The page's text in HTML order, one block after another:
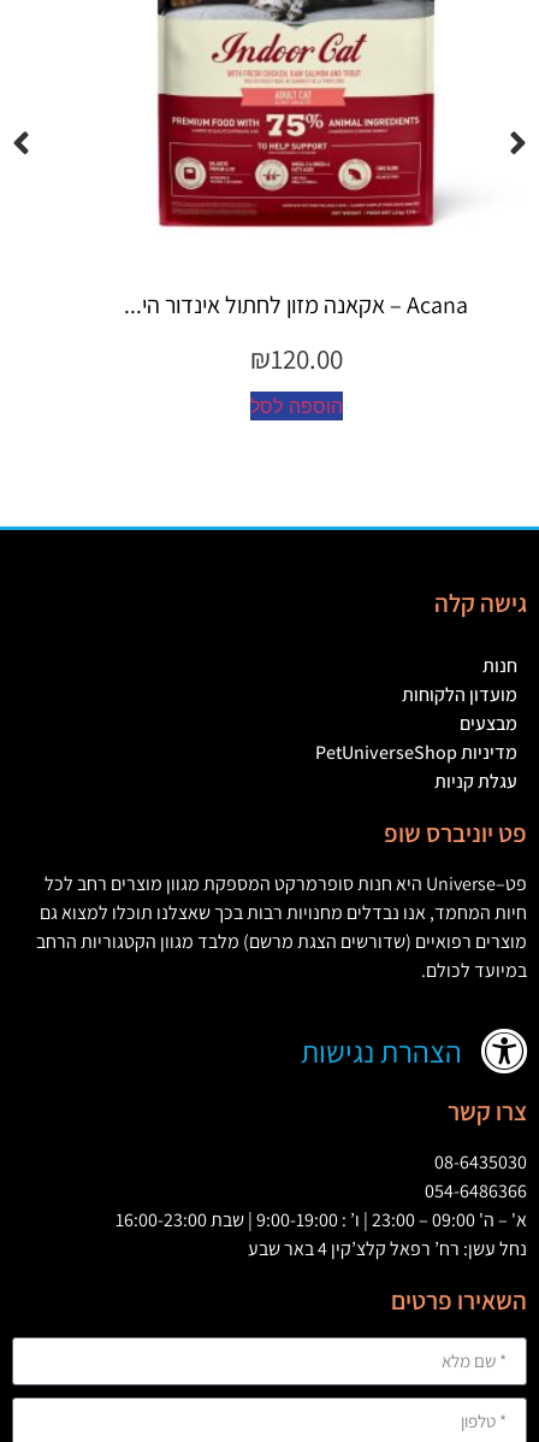
Espree – שמפו 355 מ"ל יערות ה...
45.00
הוספה לסל
גישה קלה
חנות
מועדון הלקוחות
מבצעים
מדיניות PetUniverseShop
עגלת קניות
פט יוניברס שופ
פט–
Universe היא חנות סופרמרקט המספקת מגוון מוצרים רחב לכל
חיות המחמד,אנו נבדלים מחנויות רבות בכך שאצלנו תוכלו למצוא גם
מוצרים רפואיים (שדורשים הצגת מרשם) מלבד מגוון הקטגוריות הרחב
במיועד לכולם.
הצהרת נגישות
צרו קשר
08-6435030
054-6486366
א' – ה' 09:00 – 23:00 | ו’ : 9:00-19:00 | שבת 16:00-23:00
נחל עשן: רח’ רפאל קלצ’קין 4 באר שבע
השאירו פרטים